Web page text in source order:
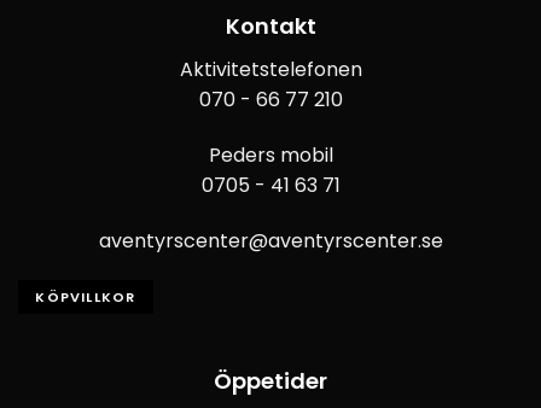
Kontakt
Aktivitetstelefonen
070 - 66 77 210
Peders mobil
0705 - 41 63 71
aventyrscenter@aventyrscenter.se
KÖPVILLKOR
Öppetider